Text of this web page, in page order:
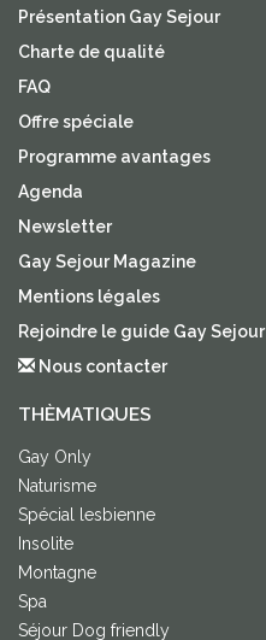
Présentation Gay Sejour
Charte de qualité
FAQ
Offre spéciale
Programme avantages
Agenda
Newsletter
Gay Sejour Magazine
Mentions légales
Rejoindre le guide Gay Sejour
Nous contacter
THÈMATIQUES
Gay Only
Naturisme
Spécial lesbienne
Insolite
Montagne
Spa
Séjour Dog friendly